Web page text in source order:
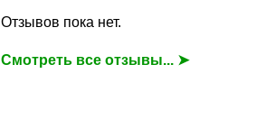
Отзывов пока нет.
Смотреть все отзывы... ➤